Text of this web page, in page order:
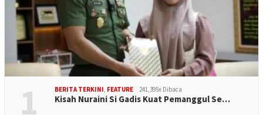
1 BERITA TERKINI, FEATURE 241,395x Dibaca
Kisah Nuraini Si Gadis Kuat Pemanggul Se…